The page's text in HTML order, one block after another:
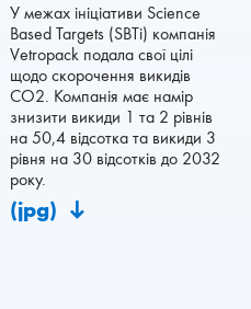
У межах ініціативи Science
Based Targets (SBTi) компанія
Vetropack подала свої цілі
щодо скорочення викидів
CO2. Компанія має намір
знизити викиди 1 та 2 рівнів
на 50,4 відсотка та викиди 3
рівня на 30 відсотків до 2032
року.
(jpg)